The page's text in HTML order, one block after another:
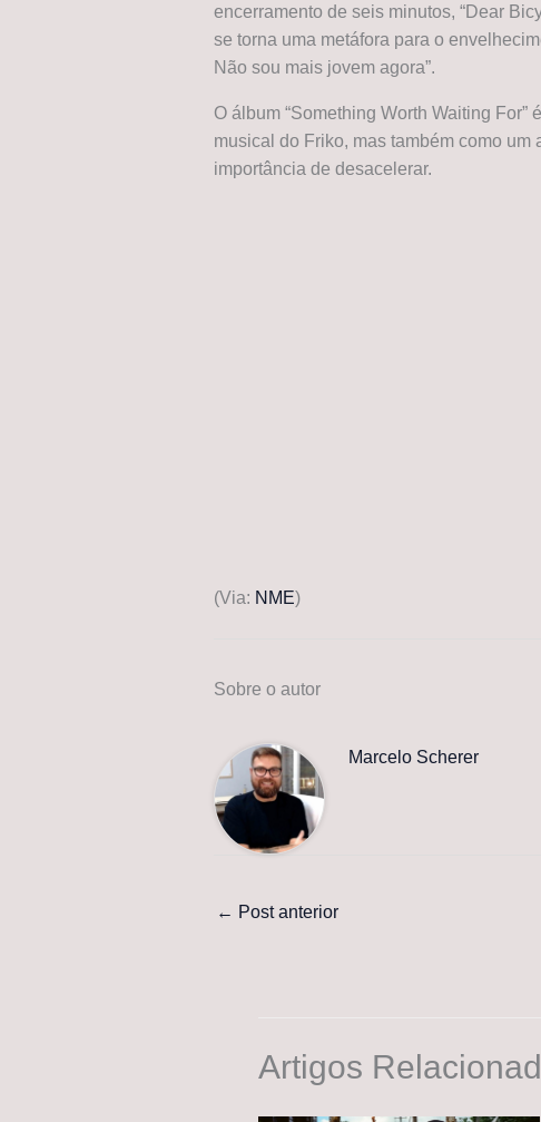
encerramento de seis minutos, “Dear
se torna uma metáfora para o
Não sou mais jovem agora”.
O álbum “Something Worth Waiting
musical do Friko, mas também como
importância de desacelerar.
(Via: NME)
Sobre o autor
Marcelo Scherer
← Post anterior
Artigos